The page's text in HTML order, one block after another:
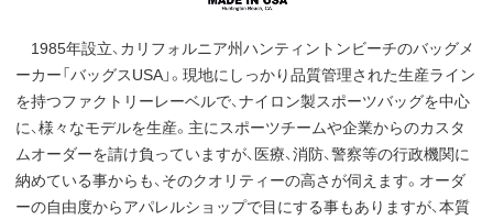
1985年設立、カリフォルニア州ハンティントンビーチのバッグメ
ーカー「バッグスUSA」。現地にしっかり品質管理された生産ライン
を持つファクトリーレーベルで、ナイロン製スポーツバッグを中心
に、様々なモデルを生産。主にスポーツチームや企業からのカスタ
ムオーダーを請け負っていますが、医療、消防、警察等の行政機関に
納めている事からも、そのクオリティーの高さが伺えます。オーダ
ーの自由度からアパレルショップで目にする事もありますが、本質